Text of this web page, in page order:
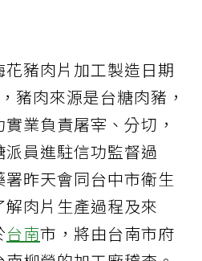
豬肉片加工製造日期
豬肉來源是台糖肉豬，
業負責屠宰、分切，
員進駐信功監督過
昨天會同台中市衛生
肉片生產過程及來
台南市，將由台南市府